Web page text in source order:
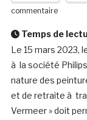
commentaire
Temps de
Le 15 mars 2023,
à la société
nature des
et de retraite à
Vermeer » doit